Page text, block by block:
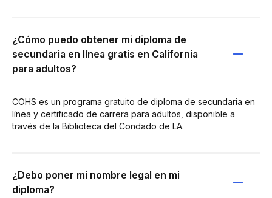
¿Cómo puedo obtener mi diploma de
secundaria en línea gratis en California
para adultos?
COHS es un programa gratuito de diploma de secundaria en
línea y certificado de carrera para adultos, disponible a
través de la Biblioteca del Condado de LA.
¿Debo poner mi nombre legal en mi
diploma?